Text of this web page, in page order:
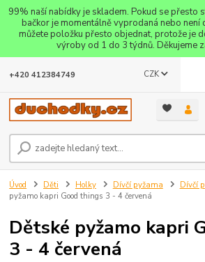
99% naší nabídky je skladem. Pokud se přesto
bačkor je momentálně vyprodaná nebo není
můžete položku přesto objednat, protože je
výroby od 1 do 3 týdnů. Děkujeme
CZK
+420 412384749
Úvod Děti Holky Dívčí pyžama Dívčí
pyžamo kapri Good things 3 - 4 červená
Dětské pyžamo kapri
3 - 4 červená